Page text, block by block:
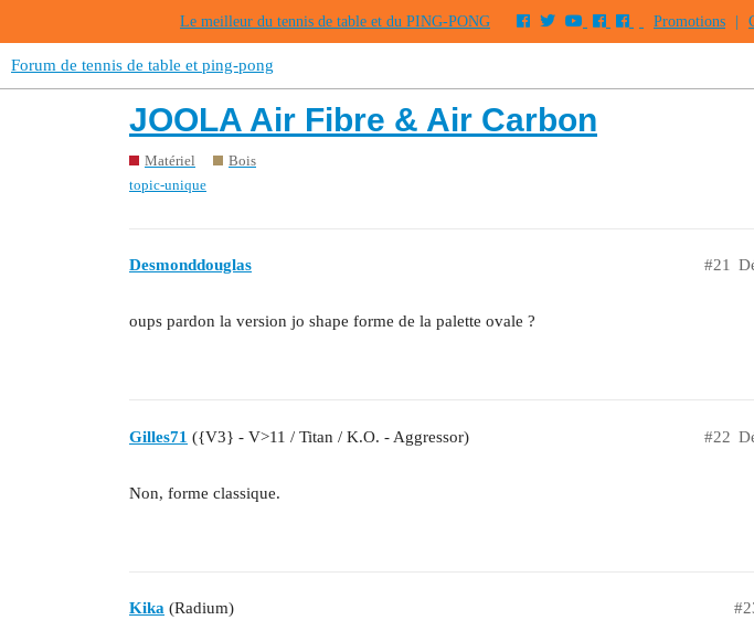
Le meilleur du tennis de table et du PING-PONG Promotions
Forum de tennis de table et ping-pong
JOOLA Air Fibre & Air Carbon
Matériel
Bois
topic-unique
Desmonddouglas #21
oups pardon la version jo shape forme de la palette ovale ?
Gilles71 ({V3} - V>11 / Titan / K.O. - Aggressor) #22
Non, forme classique.
Kika (Radium)